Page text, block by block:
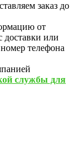
заказ до
от
доставки или
телефона
службы для